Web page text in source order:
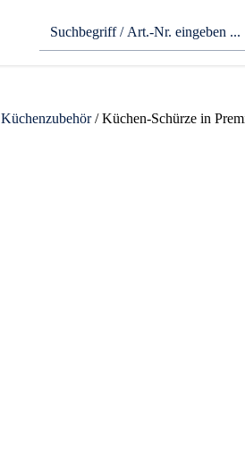
Küchenzubehör/ Küchen-Schürze in